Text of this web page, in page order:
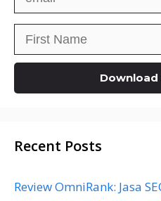
Recent Posts
Review OmniRank: Jasa